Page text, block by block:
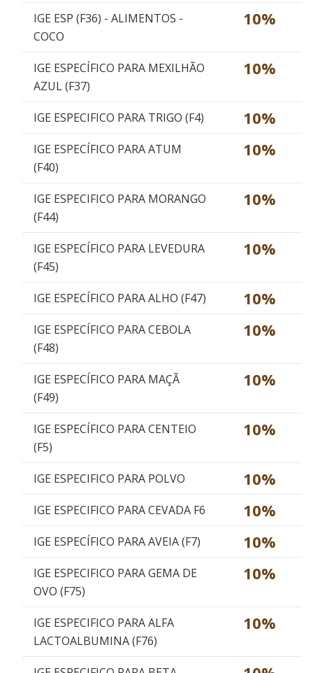
IGE ESP (F36) - ALIMENTOS -
COCO
10%
IGE ESPECÍFICO PARA MEXILHÃO
AZUL (F37)
10%
IGE ESPECIFICO PARA TRIGO (F4) 10%
IGE ESPECÍFICO PARA ATUM
(F40)
10%
IGE ESPECIFICO PARA MORANGO
(F44)
10%
IGE ESPECÍFICO PARA LEVEDURA
(F45)
10%
IGE ESPECÍFICO PARA ALHO (F47) 10%
IGE ESPECÍFICO PARA CEBOLA
(F48)
10%
IGE ESPECÍFICO PARA MAÇÃ
(F49)
10%
IGE ESPECÍFICO PARA CENTEIO
(F5)
10%
IGE ESPECIFICO PARA POLVO 10%
IGE ESPECIFICO PARA CEVADA F6 10%
IGE ESPECÍFICO PARA AVEIA (F7) 10%
IGE ESPECIFICO PARA GEMA DE
OVO (F75)
10%
IGE ESPECIFICO PARA ALFA
LACTOALBUMINA (F76)
10%